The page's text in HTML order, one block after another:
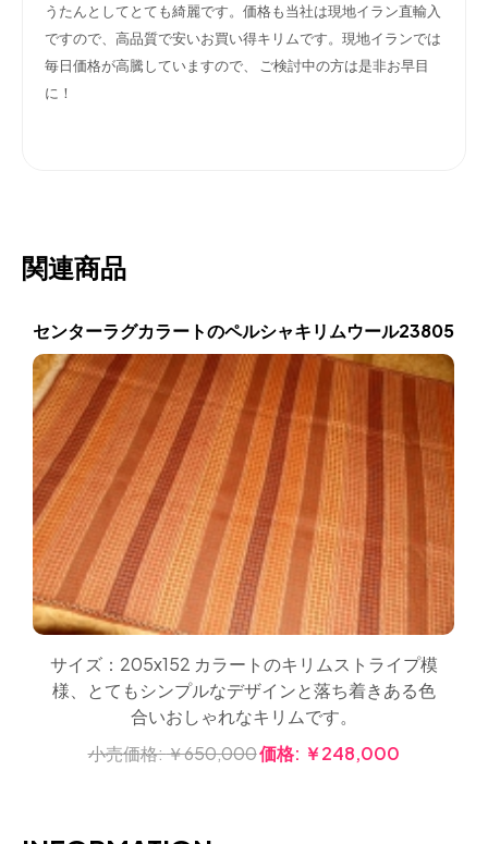
うたんとしてとても綺麗です。価格も当社は現地イラン直輸入
ですので、高品質で安いお買い得キリムです。現地イランでは
毎日価格が高騰していますので、
ご検討中の方は是非お早目
に！
関連商品
センターラグカラートのペルシャキリムウール23805
サイズ：205x152 カラートのキリムストライプ模
様、とてもシンプルなデザインと落ち着きある色
合いおしゃれなキリムです。
小売価格:￥650,000価格: ￥248,000